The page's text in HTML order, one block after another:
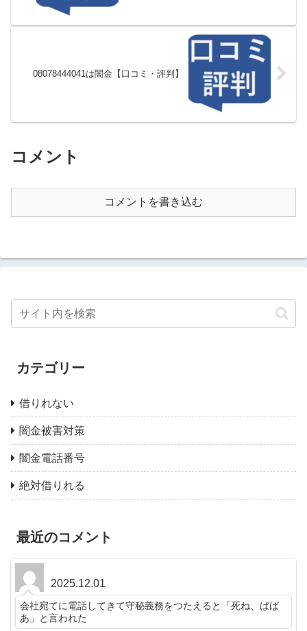
08078444041は闇金【口コミ・評判】
コメント
コメントを書き込む
カテゴリー
借りれない
闇金被害対策
闇金電話番号
絶対借りれる
最近のコメント
2025.12.01
会社宛てに電話してきて守秘義務をつたえると「死ね、ばば
あ」と言われた